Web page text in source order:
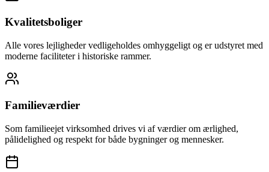
Kvalitetsboliger
Alle vores lejligheder vedligeholdes omhyggeligt og er udstyret med
moderne faciliteter i historiske rammer.
Familieværdier
Som familieejet virksomhed drives vi af værdier om ærlighed,
pålidelighed og respekt for både bygninger og mennesker.